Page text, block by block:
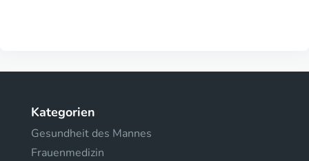
Kategorien
Gesundheit des Mannes
Frauenmedizin